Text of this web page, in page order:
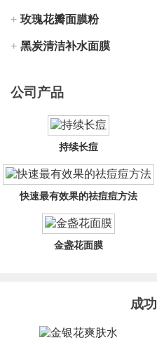
玫瑰花瓣面膜粉
黑炭清洁补水面膜
公司产品
持续长痘
快速最有效果的祛痘痘方法
金盏花面膜
成